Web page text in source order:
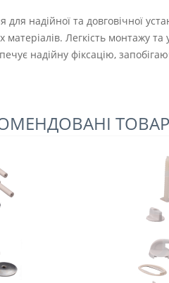
надійної та довговічної
Легкість монтажу
надійну фіксацію,